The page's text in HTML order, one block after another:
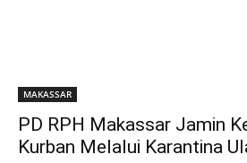
MAKASSAR
PD RPH Makassar Jamin
Kurban Melalui Karantina